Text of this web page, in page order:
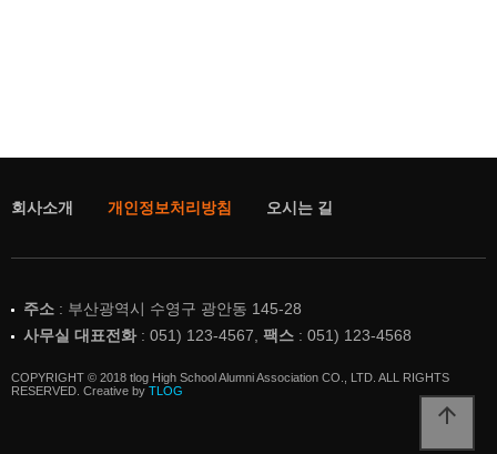
회사소개 개인정보처리방침 오시는 길
주소 : 부산광역시 수영구 광안동 145-28
사무실 대표전화: 051) 123-4567, 팩스 : 051) 123-4568
COPYRIGHT © 2018 tlog High School Alumni Association CO., LTD. ALL RIGHTS
RESERVED. Creative by TLOG
arrow_upward